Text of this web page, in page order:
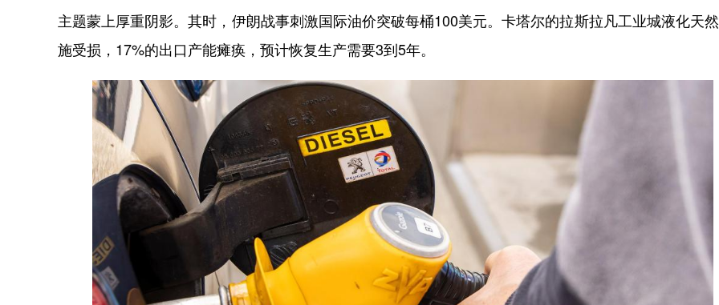
主题蒙上厚重阴影。其时，伊朗战事刺激国际油价突破每桶100美元。卡塔尔的拉斯拉凡工业城液化天
施受损，17%的出口产能瘫痪，预计恢复生产需要3到5年。